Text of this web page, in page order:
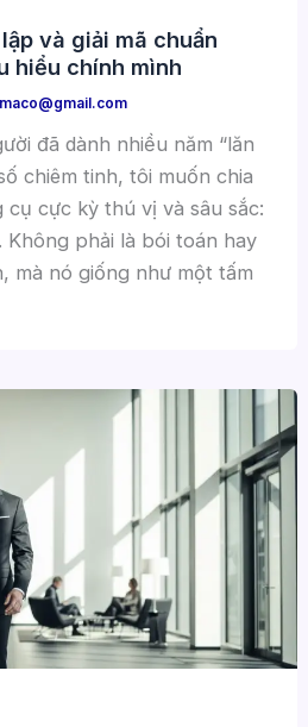
và giải mã chuẩn
hiểu chính mình
đã dành nhiều năm “lăn
chiêm tinh, tôi muốn chia
cực kỳ thú vị và sâu sắc:
Không phải là bói toán hay
mà nó giống như một tấm